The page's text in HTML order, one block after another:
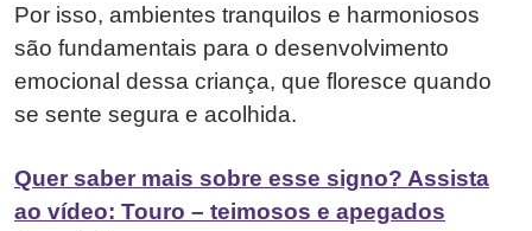
Por isso, ambientes tranquilos e harmoniosos
são fundamentais para o desenvolvimento
emocional dessa criança, que floresce quando
se sente segura e acolhida.
Quer saber mais sobre esse signo? Assista
ao vídeo: Touro – teimosos e apegados